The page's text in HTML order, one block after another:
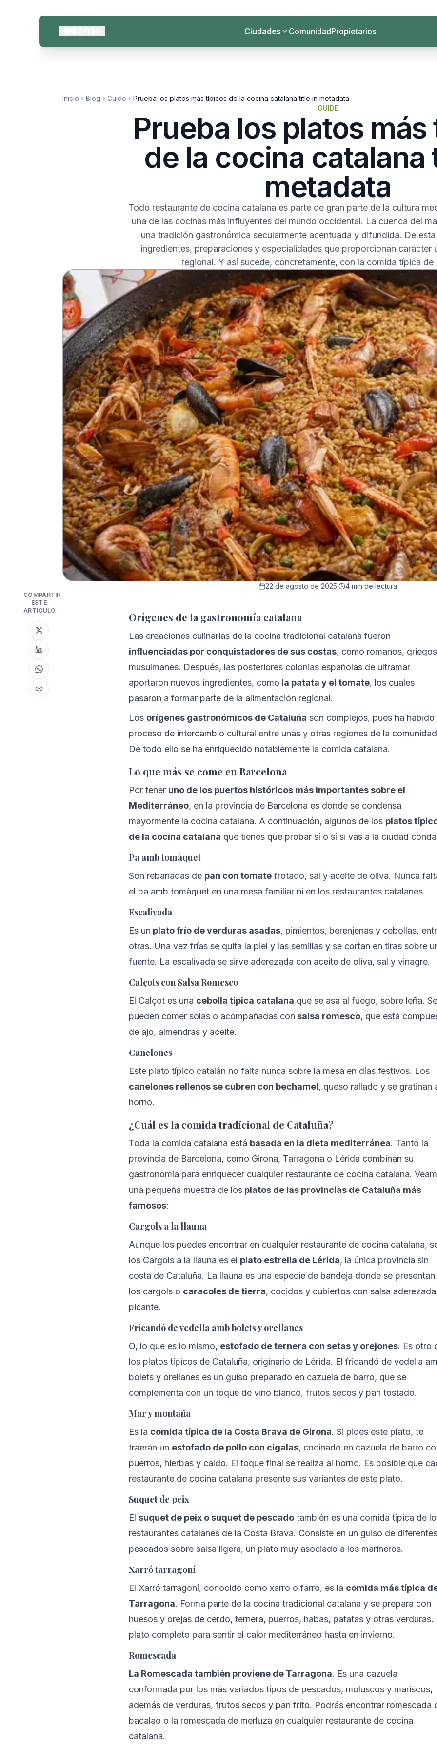
Ciudades ComunidadPropietarios
Inicio Blog Guide
Prueba los platos más típicos de la cocina catalana title in metadata
GUIDE
Prueba los platos
de la cocina catalana
metadata
Todo restaurante de cocina catalana es parte de gran parte de la cultura
una de las cocinas más influyentes del mundo occidental. La cuenca del
una tradición gastronómica secularmente acentuada y difundida. De
ingredientes, preparaciones y especialidades que proporcionan carácter
regional. Y así sucede, concretamente, con la comida típica de
22 de agosto de 2025· 4 min de lectura
COMPARTIR
ESTE
ARTÍCULO
Orígenes de la gastronomía catalana
Las creaciones culinarias de la cocina tradicional catalana fueron
influenciadas por conquistadores de sus costas, como romanos,
musulmanes. Después, las posteriores colonias españolas de ultramar
aportaron nuevos ingredientes, como la patata y el tomate, los cuales
pasaron a formar parte de la alimentación regional.
Los orígenes gastronómicos de Cataluña son complejos, pues ha habido
proceso de intercambio cultural entre unas y otras regiones de la
De todo ello se ha enriquecido notablemente la comida catalana.
Lo que más se come en Barcelona
Por tener uno de los puertos históricos más importantes sobre el
Mediterráneo, en la provincia de Barcelona es donde se condensa
mayormente la cocina catalana. A continuación, algunos de los platos
de la cocina catalana que tienes que probar sí o sí si vas a la ciudad
Pa amb tomàquet
Son rebanadas de pan con tomate frotado, sal y aceite de oliva. Nunca
el pa amb tomàquet en una mesa familiar ni en los restaurantes catalanes.
Escalivada
Es un plato frío de verduras asadas, pimientos, berenjenas y cebollas,
otras. Una vez frías se quita la piel y las semillas y se cortan en tiras sobre
fuente. La escalivada se sirve aderezada con aceite de oliva, sal y vinagre.
Calçots con Salsa Romesco
El Calçot es una cebolla típica catalana que se asa al fuego, sobre leña. Se
pueden comer solas o acompañadas con salsa romesco, que está
de ajo, almendras y aceite.
Canelones
Este plato típico catalán no falta nunca sobre la mesa en días festivos. Los
canelones rellenos se cubren con bechamel, queso rallado y se gratinan
horno.
¿Cuál es la comida tradicional de Cataluña?
Toda la comida catalana está basada en la dieta mediterránea. Tanto la
provincia de Barcelona, como Girona, Tarragona o Lérida combinan su
gastronomía para enriquecer cualquier restaurante de cocina catalana.
una pequeña muestra de los platos de las provincias de Cataluña más
famosos:
Cargols a la llauna
Aunque los puedes encontrar en cualquier restaurante de cocina catalana,
los Cargols a la llauna es el plato estrella de Lérida, la única provincia sin
costa de Cataluña. La llauna es una especie de bandeja donde se presentan
los cargols o caracoles de tierra, cocidos y cubiertos con salsa
picante.
Fricandó de vedella amb bolets y orellanes
O, lo que es lo mismo, estofado de ternera con setas y orejones. Es otro
los platos típicos de Cataluña, originario de Lérida. El fricandó de vedella
bolets y orellanes es un guiso preparado en cazuela de barro, que se
complementa con un toque de vino blanco, frutos secos y pan tostado.
Mar y montaña
Es la comida típica de la Costa Brava de Girona. Si pides este plato, te
traerán un estofado de pollo con cigalas, cocinado en cazuela de barro
puerros, hierbas y caldo. El toque final se realiza al horno. Es posible que
restaurante de cocina catalana presente sus variantes de este plato.
Suquet de peix
El suquet de peix o suquet de pescado también es una comida típica de
restaurantes catalanes de la Costa Brava. Consiste en un guiso de diferentes
pescados sobre salsa ligera, un plato muy asociado a los marineros.
Xarró tarragoní
El Xarró tarragoní, conocido como xarro o farro, es la comida más típica
Tarragona. Forma parte de la cocina tradicional catalana y se prepara con
huesos y orejas de cerdo, ternera, puerros, habas, patatas y otras verduras.
plato completo para sentir el calor mediterráneo hasta en invierno.
Romescada
La Romescada también proviene de Tarragona. Es una cazuela
conformada por los más variados tipos de pescados, moluscos y mariscos,
además de verduras, frutos secos y pan frito. Podrás encontrar romescada
bacalao o la romescada de merluza en cualquier restaurante de cocina
catalana.